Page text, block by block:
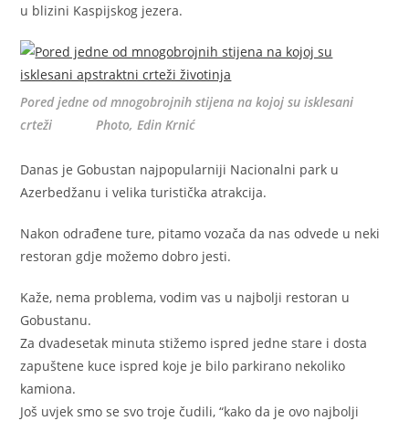
u blizini Kaspijskog jezera.
Pored jedne od mnogobrojnih stijena na kojoj su isklesani
crteži Photo, Edin Krnić
Danas je Gobustan najpopularniji Nacionalni park u
Azerbedžanu i velika turistička atrakcija.
Nakon odrađene ture, pitamo vozača da nas odvede u neki
restoran gdje možemo dobro jesti.
Kaže, nema problema, vodim vas u najbolji restoran u
Gobustanu.
Za dvadesetak minuta stižemo ispred jedne stare i dosta
zapuštene kuce ispred koje je bilo parkirano nekoliko
kamiona.
Još uvjek smo se svo troje čudili, “kako da je ovo najbolji